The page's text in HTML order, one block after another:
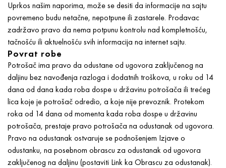
Uprkos našim naporima, može se desiti da informacije na sajtu
povremeno budu netačne, nepotpune ili zastarele. Prodavac
zadržavo pravo da nema potpunu kontrolu nad kompletnošću,
tačnošću ili aktuelnošću svih informacija na internet sajtu.
Povrat robe
Potrošač ima pravo da odustane od ugovora zaključenog na
daljinu bez navođenja razloga i dodatnih troškova, u roku od 14
dana od dana kada roba dospe u državinu potrošača ili trećeg
lica koje je potrošač odredio, a koje nije prevoznik. Protekom
roka od 14 dana od momenta kada roba dospe u državinu
potrošača, prestaje pravo potrošača na odustanak od ugovora.
Pravo na odustanak ostvaruje se podnošenjem Izjave o
odustanku, na posebnom obrascu za odustanak od ugovora
zaključenog na daljinu (postaviti Link ka Obrascu za odustanak).